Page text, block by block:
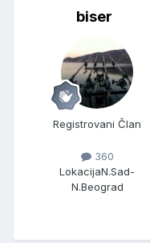
biser
Registrovani Član
360
LokacijaN.Sad-
N.Beograd